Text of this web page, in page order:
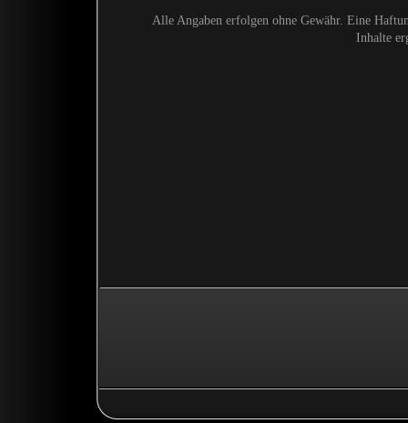
Alle Angaben erfolgen ohne Gewähr. Eine
Inhalte